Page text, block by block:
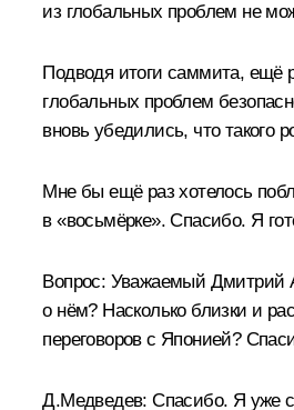
из глобальных проблем не
Подводя итоги саммита, ещё
глобальных проблем
вновь убедились, что
Мне бы ещё раз хотелось
в «восьмёрке». Спасибо. Я
Вопрос: Уважаемый Дмитрий
о нём? Насколько близки и
переговоров с Японией?
Д.Медведев: Спасибо. Я уже